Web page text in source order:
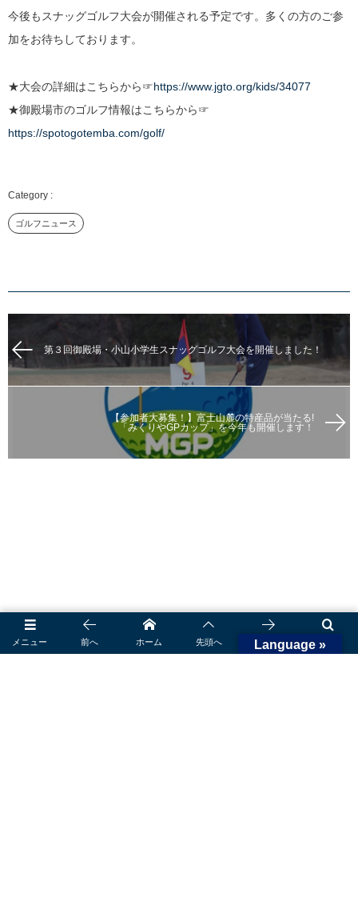
今後もスナッグゴルフ大会が開催される予定です。多くの方のご参
加をお待ちしております。
★大会の詳細はこちらから☞https://www.jgto.org/kids/34077
★御殿場市のゴルフ情報はこちらから☞
https://spotogotemba.com/golf/
ゴルフニュース
第３回御殿場・小山小学生スナッグゴルフ大会を開催しました！
【参加者大募集！】富士山麓の特産品が当たる!
「みくりやGPカップ」を今年も開催します！
メニュー 検索
前へ ホーム 先頭へ 次へ
Language »